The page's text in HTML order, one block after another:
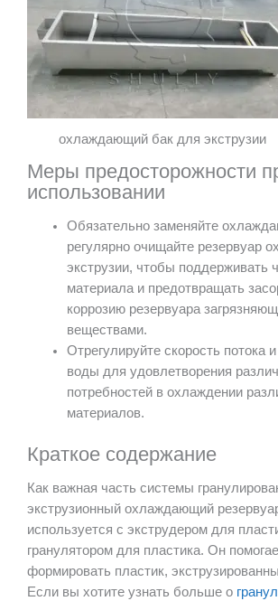
охлаждающий бак для экструзии
Меры предосторожности
использовании
Обязательно заменяйте
регулярно очищайте резервуар
экструзии, чтобы поддерживать
материала и предотвращать
коррозию резервуара
веществами.
Отрегулируйте скорость потока
воды для удовлетворения
потребностей в охлаждении
материалов.
Краткое содержание
Как важная часть системы
экструзионный охлаждающий
используется с экструдером для
гранулятором для пластика. Он
формировать пластик,
Если вы хотите узнать больше о